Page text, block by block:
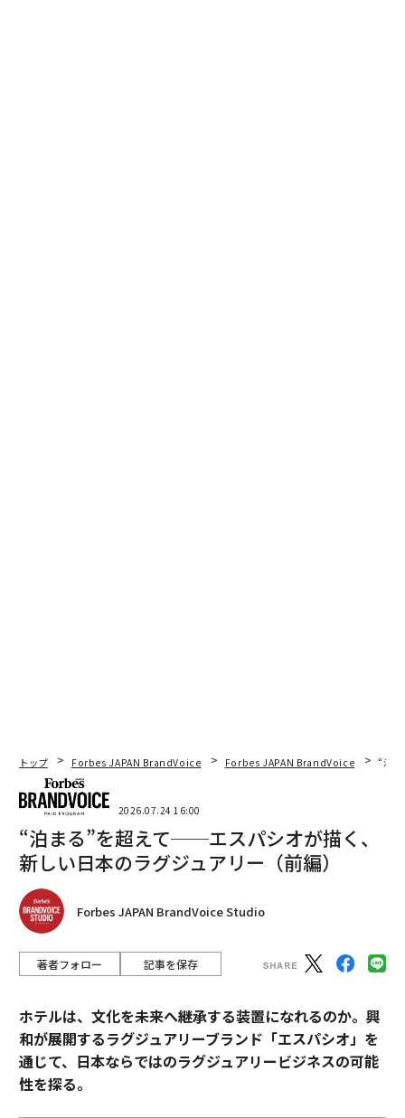
トップ Forbes JAPAN BrandVoice Forbes JAPAN BrandVoice “泊
2026.07.24 16:00
“泊まる”を超えて──エスパシオが描く、
新しい日本のラグジュアリー（前編）
Forbes JAPAN BrandVoice Studio
著者フォロー 記事を保存
ホテルは、文化を未来へ継承する装置になれるのか。興
和が展開するラグジュアリーブランド「エスパシオ」を
通じて、日本ならではのラグジュアリービジネスの可能
性を探る。